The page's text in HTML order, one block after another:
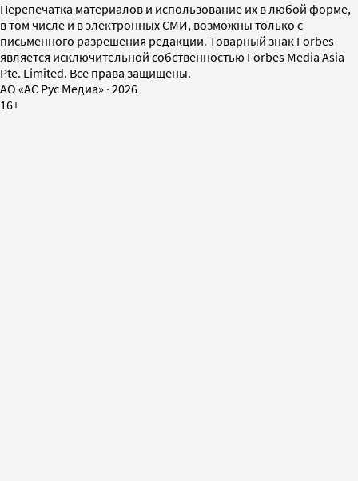
Перепечатка материалов и использование их в любой форме,
в том числе и в электронных СМИ, возможны только с
письменного разрешения редакции. Товарный знак Forbes
является исключительной собственностью Forbes Media Asia
Pte. Limited. Все права защищены.
AO «АС Рус Медиа» · 2026
16+